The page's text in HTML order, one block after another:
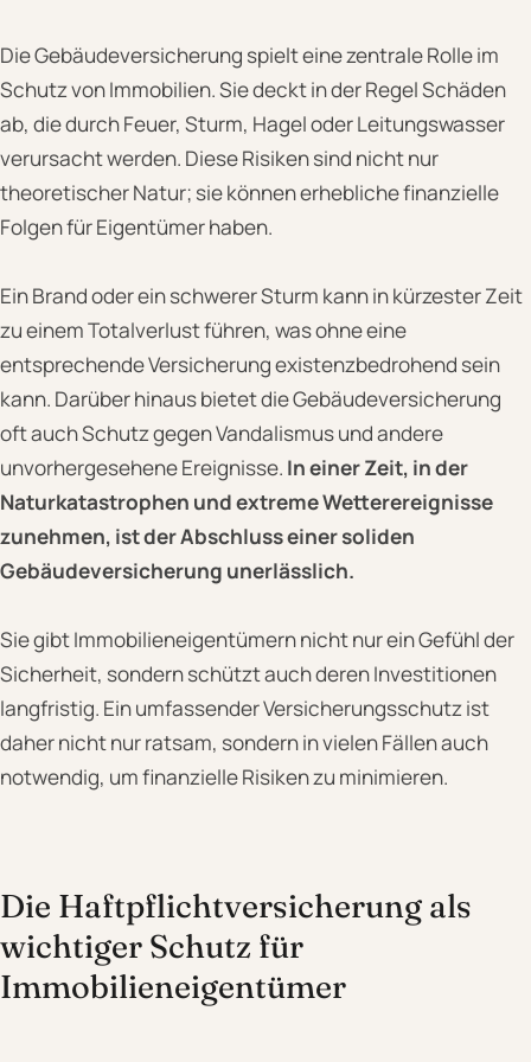
Die Gebäudeversicherung spielt eine zentrale Rolle im
Schutz von Immobilien. Sie deckt in der Regel Schäden
ab, die durch Feuer, Sturm, Hagel oder Leitungswasser
verursacht werden. Diese Risiken sind nicht nur
theoretischer Natur; sie können erhebliche finanzielle
Folgen für Eigentümer haben.
Ein Brand oder ein schwerer Sturm kann in kürzester Zeit
zu einem Totalverlust führen, was ohne eine
entsprechende Versicherung existenzbedrohend sein
kann. Darüber hinaus bietet die Gebäudeversicherung
oft auch Schutz gegen Vandalismus und andere
unvorhergesehene Ereignisse. In einer Zeit, in der
Naturkatastrophen und extreme Wetterereignisse
zunehmen, ist der Abschluss einer soliden
Gebäudeversicherung unerlässlich.
Sie gibt Immobilieneigentümern nicht nur ein Gefühl der
Sicherheit, sondern schützt auch deren Investitionen
langfristig. Ein umfassender Versicherungsschutz ist
daher nicht nur ratsam, sondern in vielen Fällen auch
notwendig, um finanzielle Risiken zu minimieren.
Die Haftpflichtversicherung als
wichtiger Schutz für
Immobilieneigentümer